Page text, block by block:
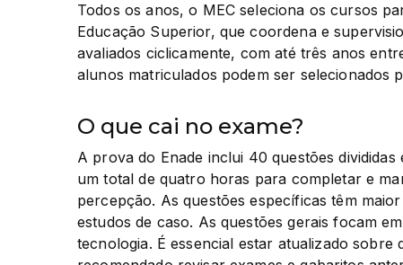
Todos os anos, o MEC seleciona os cursos
Educação Superior, que coordena e
avaliados ciclicamente, com até três anos
alunos matriculados podem ser selecionados
O que cai no exame?
A prova do Enade inclui 40 questões
um total de quatro horas para completar e
percepção. As questões específicas têm
estudos de caso. As questões gerais focam
tecnologia. É essencial estar atualizado